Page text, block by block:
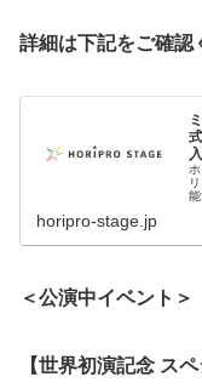
詳細は下記をご確認
horipro-stage.jp
＜公演中イベント＞
【世界初演記念 ス